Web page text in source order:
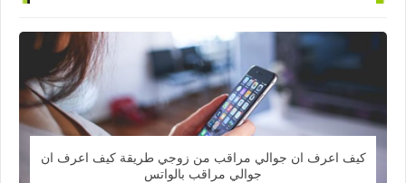
كيف اعرف ان جوالي مراقب من زوجي طريقة كيف اعرف ان
جوالي مراقب بالواتس